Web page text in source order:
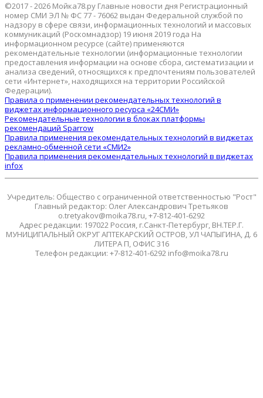
©2017 - 2026 Мойка78.ру Главные новости дня Регистрационный
номер СМИ ЭЛ № ФС 77 - 76062 выдан Федеральной службой по
надзору в сфере связи, информационных технологий и массовых
коммуникаций (Роскомнадзор) 19 июня 2019 года На
информационном ресурсе (сайте) применяются
рекомендательные технологии (информационные технологии
предоставления информации на основе сбора, систематизации и
анализа сведений, относящихся к предпочтениям пользователей
сети «Интернет», находящихся на территории Российской
Федерации).
Правила о применении рекомендательных технологий в
виджетах информационного ресурса «24СМИ»
Рекомендательные технологии в блоках платформы
рекомендаций Sparrow
Правила применения рекомендательных технологий в виджетах
рекламно-обменной сети «СМИ2»
Правила применения рекомендательных технологий в виджетах
infox
Учредитель: Общество с ограниченной ответственностью "Рост"
Главный редактор: Олег Александрович Третьяков
o.tretyakov@moika78.ru, +7-812-401-6292
Адрес редакции: 197022 Россия, г.Санкт-Петербург, ВН.ТЕР.Г.
МУНИЦИПАЛЬНЫЙ ОКРУГ АПТЕКАРСКИЙ ОСТРОВ, УЛ ЧАПЫГИНА, Д. 6
ЛИТЕРА П, ОФИС 316
Телефон редакции: +7-812-401-6292 info@moika78.ru